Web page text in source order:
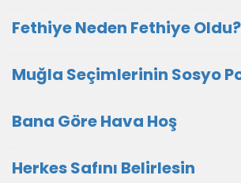
Fethiye Neden Fethiye Oldu?
Muğla Seçimlerinin Sosyo
Bana Göre Hava Hoş
Herkes Safını Belirlesin